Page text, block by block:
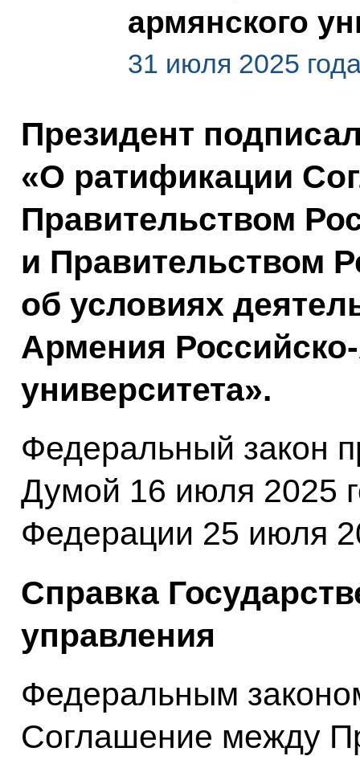
армянского
31 июля 2025
Президент
«О ратификации
Правительством
и Правительством
об условиях
Армения
университета».
Федеральный закон
Думой 16 июля 2025
Федерации 25 июля
Справка
управления
Федеральным
Соглашение между